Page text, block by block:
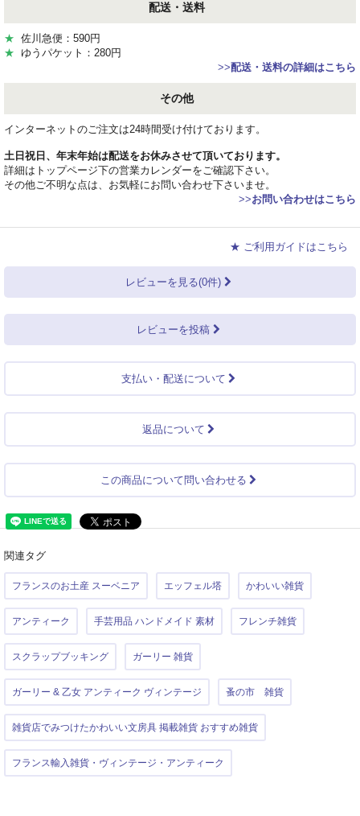
配送・送料
★ 佐川急便：590円
★ ゆうパケット：280円
>>配送・送料の詳細はこちら
その他
インターネットのご注文は24時間受け付けております。
土日祝日、年末年始は配送をお休みさせて頂いております。
詳細はトップページ下の営業カレンダーをご確認下さい。
その他ご不明な点は、お気軽にお問い合わせ下さいませ。
>>お問い合わせはこちら
★ ご利用ガイドはこちら
レビューを見る(0件)
レビューを投稿
支払い・配送について
返品について
この商品について問い合わせる
関連タグ
フランスのお土産 スーベニア エッフェル塔 かわいい雑貨
アンティーク 手芸用品 ハンドメイド 素材 フレンチ雑貨
スクラップブッキング ガーリー 雑貨
ガーリー & 乙女 アンティーク ヴィンテージ 蚤の市 雑貨
雑貨店でみつけたかわいい文房具 掲載雑貨 おすすめ雑貨
フランス輸入雑貨・ヴィンテージ・アンティーク